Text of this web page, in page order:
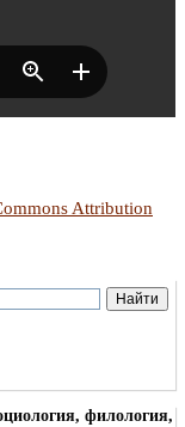
Attribution
филология,